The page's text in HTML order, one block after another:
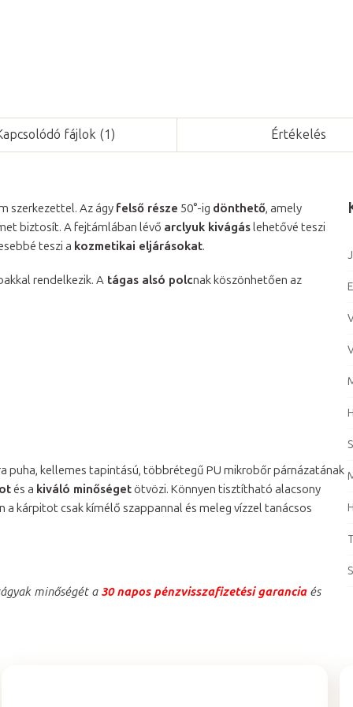
fájlok (1) Értékelés
szerkezettel. Az ágy felső része 50°-ig dönthető, amely
biztosít. A fejtámlában lévő arclyuk kivágás lehetővé teszi
teszi a kozmetikai eljárásokat.
rendelkezik. A tágas alsó polcnak köszönhetően az
puha, kellemes tapintású, többrétegű PU mikrobőr párnázatának
és a kiváló minőségetötvözi. Könnyen tisztítható alacsony
kárpitot csak kímélő szappannal és meleg vízzel tanácsos
minőségét a 30 napos pénzvisszafizetési garancia és